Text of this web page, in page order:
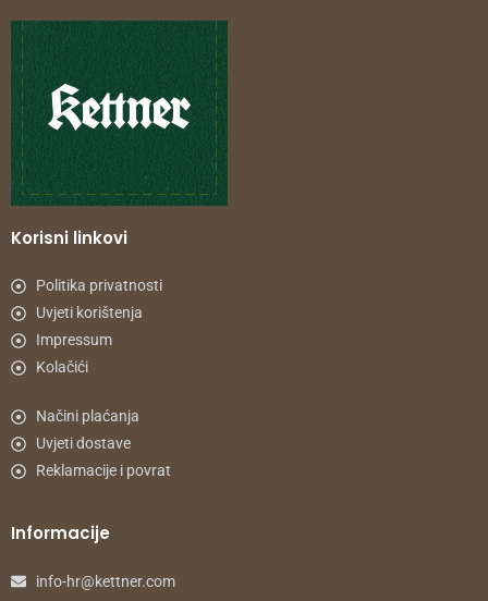
Korisni linkovi
Politika privatnosti
Uvjeti korištenja
Impressum
Kolačići
Načini plaćanja
Uvjeti dostave
Reklamacije i povrat
Informacije
info-hr@kettner.com